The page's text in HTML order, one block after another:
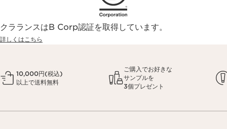
クラランスはB Corp認証を取得しています。
詳しくはこちら
10,000円(税込)
以上で送料無料
ご購入でお好きな
サンプルを
3個プレゼント